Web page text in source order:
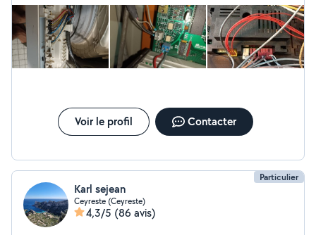
avant tout. si vous avez des questions n'hésitez pas je
vous répondrai avec plaisir.
Voir le profil Contacter
Particulier
Karl sejean
Ceyreste (Ceyreste)
4,3/5 (86 avis)